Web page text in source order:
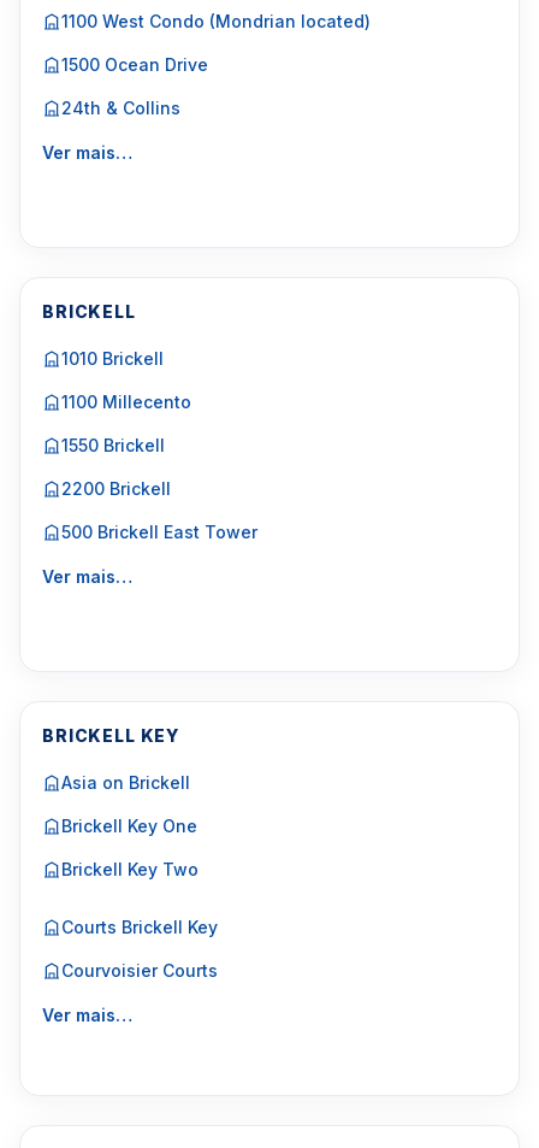
1100 West Condo (Mondrian located)
1500 Ocean Drive
24th & Collins
Ver mais…
BRICKELL
1010 Brickell
1100 Millecento
1550 Brickell
2200 Brickell
500 Brickell East Tower
Ver mais…
BRICKELL KEY
Asia on Brickell
Brickell Key One
Brickell Key Two
Courts Brickell Key
Courvoisier Courts
Ver mais…